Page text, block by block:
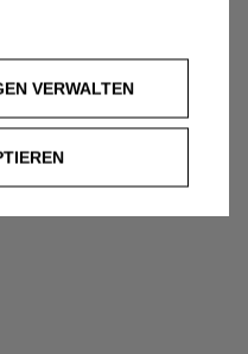
VERWALTEN